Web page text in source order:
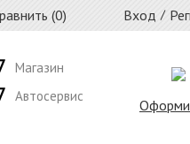
(0) Вход /
Магазин
Автосервис